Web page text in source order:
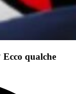
qualche